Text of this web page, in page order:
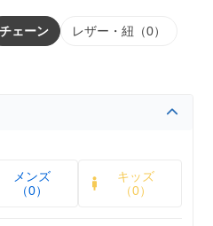
チェーン レザー・紐（0）
メンズ
（0）
キッズ
（0）